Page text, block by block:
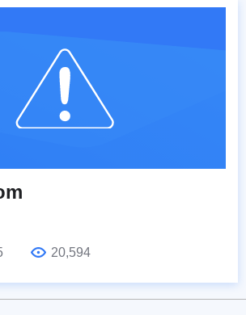
20,594